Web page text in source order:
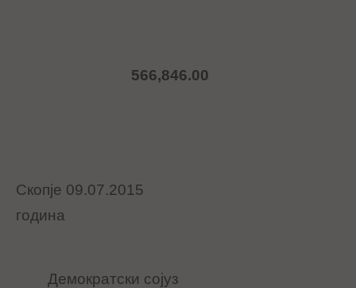
566,846.00
Скопје 09.07.2015
Демократски сојуз